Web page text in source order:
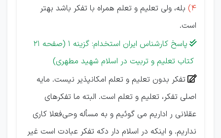
4) بله، ولی ﺗﻌﻠﻴﻢ و ﺗﻌﻠﻢ همراه با تفکر باشد بهتر
است.

پاسخ کارشناس ایران استخدام: گزینه 1 (صفحه 21
کتاب تعلیم و تربیت در اسلام شهید مطهری)
 ﺗﻔﻜﺮ ﺑﺪون ﺗﻌﻠﻴﻢ و ﺗﻌﻠﻢ اﻣﻜﺎنپذیر ﻧﻴﺴﺖ. ﻣﺎﻳﻪ
اصلی ﺗﻔﻜﺮ، ﺗﻌﻠﻴﻢ و ﺗﻌﻠﻢ اﺳﺖ. اﻟﺒﺘﻪ ﻣﺎ ﺗﻔﻜﺮﻫﺎی
ﻋﻘﻼنی ر ادارﻳﻢ می گوئیم و ﺑﻪ ﻣﺴﺄﻟﻪ وحیﻓﻌﻼ ﻛﺎری
ﻧﺪارﻳﻢ. و اﻳﻨﻜﻪ در اﺳﻼم دار دﻛﻪ ﺗﻔﻜﺮ ﻋﺒﺎدت اﺳﺖ ﻏﻴﺮ